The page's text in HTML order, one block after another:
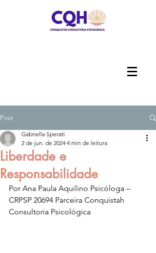
Post
Liberdade e
Responsabilidade
Gabriella Sperati
2 de jun. de 2024 4 min de leitura
Por Ana Paula Aquilino Psicóloga –
CRPSP 20694 Parceira Conquistah
Consultoria Psicológica